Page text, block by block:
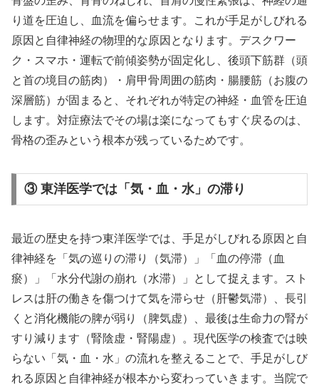
り道を圧迫し、血流を偏らせます。これが手足がしびれる
原因と自律神経の物理的な原因となります。デスクワー
ク・スマホ・運転で前傾姿勢が固定化し、後頭下筋群（頭
と首の境目の筋肉）・肩甲骨周囲の筋肉・腸腰筋（お腹の
深層筋）が固まると、それぞれが特定の神経・血管を圧迫
します。対症療法でその場は楽になってもすぐ戻るのは、
骨格の歪みという根本が残っているためです。
③ 東洋医学では「気・血・水」の滞り
最近の歴史を持つ東洋医学では、手足がしびれる原因と自
律神経を「気の巡りの滞り（気滞）」「血の停滞（血
瘀）」「水分代謝の崩れ（水滞）」として捉えます。スト
レスは肝の働きを傷つけて気を滞らせ（肝鬱気滞）、長引
くと消化機能の脾が弱り（脾気虚）、最後は生命力の腎が
すり減ります（腎陰虚・腎陽虚）。現代医学の検査では映
らない「気・血・水」の流れを整えることで、手足がしび
れる原因と自律神経が根本から変わっていきます。当院で